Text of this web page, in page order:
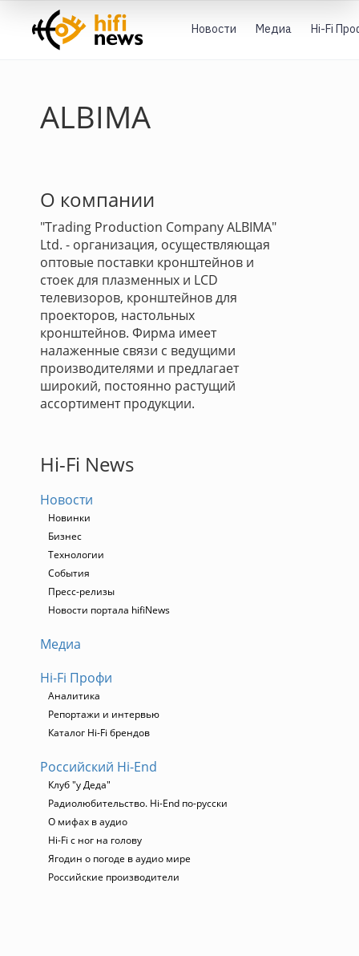
Новости Медиа Hi-Fi
ALBIMA
О компании
"Trading Production Company ALBIMA"
Ltd. - организация, осуществляющая
оптовые поставки кронштейнов и
стоек для плазменных и LCD
телевизоров, кронштейнов для
проекторов, настольных
кронштейнов. Фирма имеет
налаженные связи с ведущими
производителями и предлагает
широкий, постоянно растущий
ассортимент продукции.
Hi-Fi News
Новости
Новинки
Бизнес
Технологии
События
Пресс-релизы
Новости портала hifiNews
Медиа
Hi-Fi Профи
Аналитика
Репортажи и интервью
Каталог Hi-Fi брендов
Российский Hi-End
Клуб "у Деда"
Радиолюбительство. Hi-End по-русски
О мифах в аудио
Hi-Fi с ног на голову
Ягодин о погоде в аудио мире
Российские производители